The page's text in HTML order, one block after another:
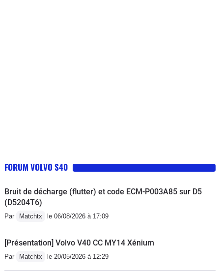
km/an min depuis plus de 20 ans.
dangereuse. S40 td testé pendant 3
FORUM VOLVO S40
Bruit de décharge (flutter) et code ECM-P003A85 sur D5
(D5204T6)
Par Matchtx le 06/08/2026 à 17:09
[Présentation] Volvo V40 CC MY14 Xénium
Par Matchtx le 20/05/2026 à 12:29